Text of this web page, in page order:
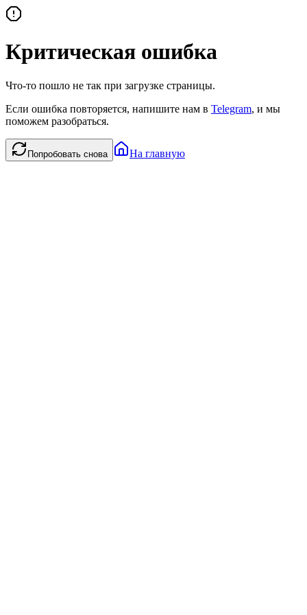
Критическая ошибка
Что-то пошло не так при загрузке страницы.
Если ошибка повторяется, напишите нам в Telegram, и мы
поможем разобраться.
Попробовать снова На главную